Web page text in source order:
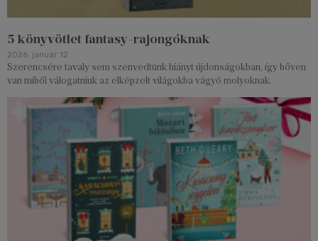
5 könyvötlet fantasy-rajongóknak
2026. január 12.
Szerencsére tavaly sem szenvedtünk hiányt újdonságokban, így bőven
van miből válogatniuk az elképzelt világokba vágyó molyoknak.